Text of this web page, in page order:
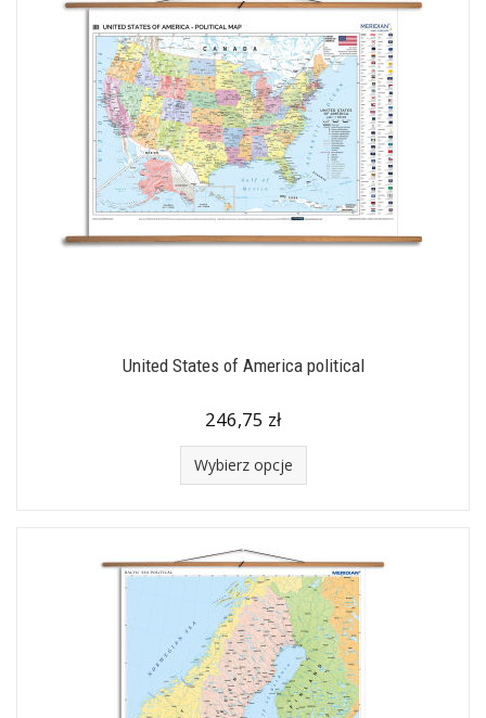
United States of America political
246,75 zł
Wybierz opcje